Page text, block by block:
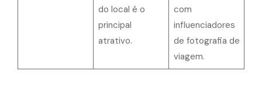
do local é o
principal
atrativo.
com
influenciadores
de fotografia de
viagem.